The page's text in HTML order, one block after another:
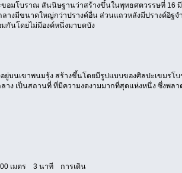
อมโบราณ สันนิษฐานว่าสร้างขึ้นในพุทธศตวรรษที่ 16
างมีขนาดใหญ่กว่าปรางค์อื่น ส่วนแถวหลังมีปรางค์อิฐจ
มกันโดยไม่มีองค์หนึ่งมาบดบัง
บนเขาพนมรุ้ง สร้างขึ้นโดยมีรูปแบบของศิลปะเขมรโ
ง เป็นสถานที่ ที่มีความงดงามมากที่สุดแห่งหนึ่ง ซึ่งพลา
เมตร 3 นาที การเดิน